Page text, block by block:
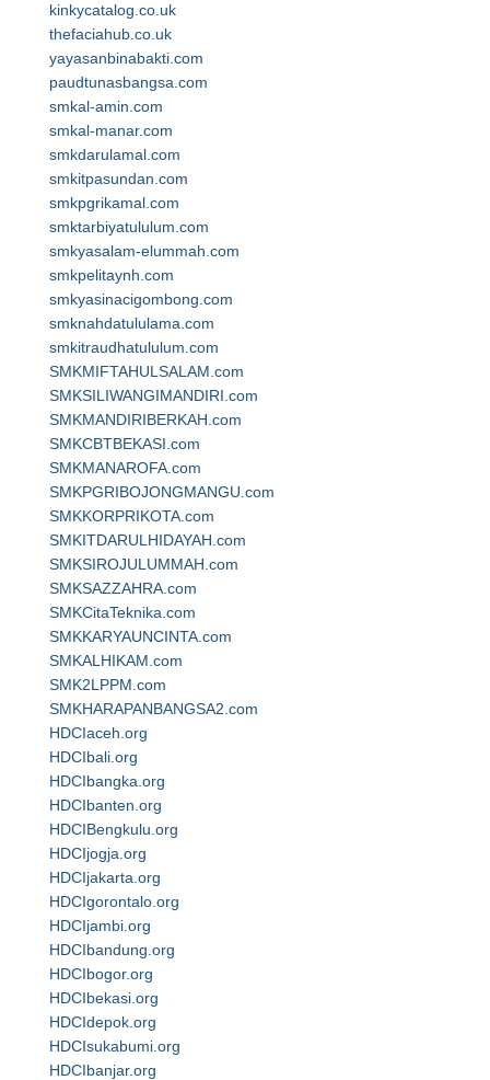
kinkycatalog.co.uk
thefaciahub.co.uk
yayasanbinabakti.com
paudtunasbangsa.com
smkal-amin.com
smkal-manar.com
smkdarulamal.com
smkitpasundan.com
smkpgrikamal.com
smktarbiyatululum.com
smkyasalam-elummah.com
smkpelitaynh.com
smkyasinacigombong.com
smknahdatululama.com
smkitraudhatululum.com
SMKMIFTAHULSALAM.com
SMKSILIWANGIMANDIRI.com
SMKMANDIRIBERKAH.com
SMKCBTBEKASI.com
SMKMANAROFA.com
SMKPGRIBOJONGMANGU.com
SMKKORPRIKOTA.com
SMKITDARULHIDAYAH.com
SMKSIROJULUMMAH.com
SMKSAZZAHRA.com
SMKCitaTeknika.com
SMKKARYAUNCINTA.com
SMKALHIKAM.com
SMK2LPPM.com
SMKHARAPANBANGSA2.com
HDCIaceh.org
HDCIbali.org
HDCIbangka.org
HDCIbanten.org
HDCIBengkulu.org
HDCIjogja.org
HDCIjakarta.org
HDCIgorontalo.org
HDCIjambi.org
HDCIbandung.org
HDCIbogor.org
HDCIbekasi.org
HDCIdepok.org
HDCIsukabumi.org
HDCIbanjar.org